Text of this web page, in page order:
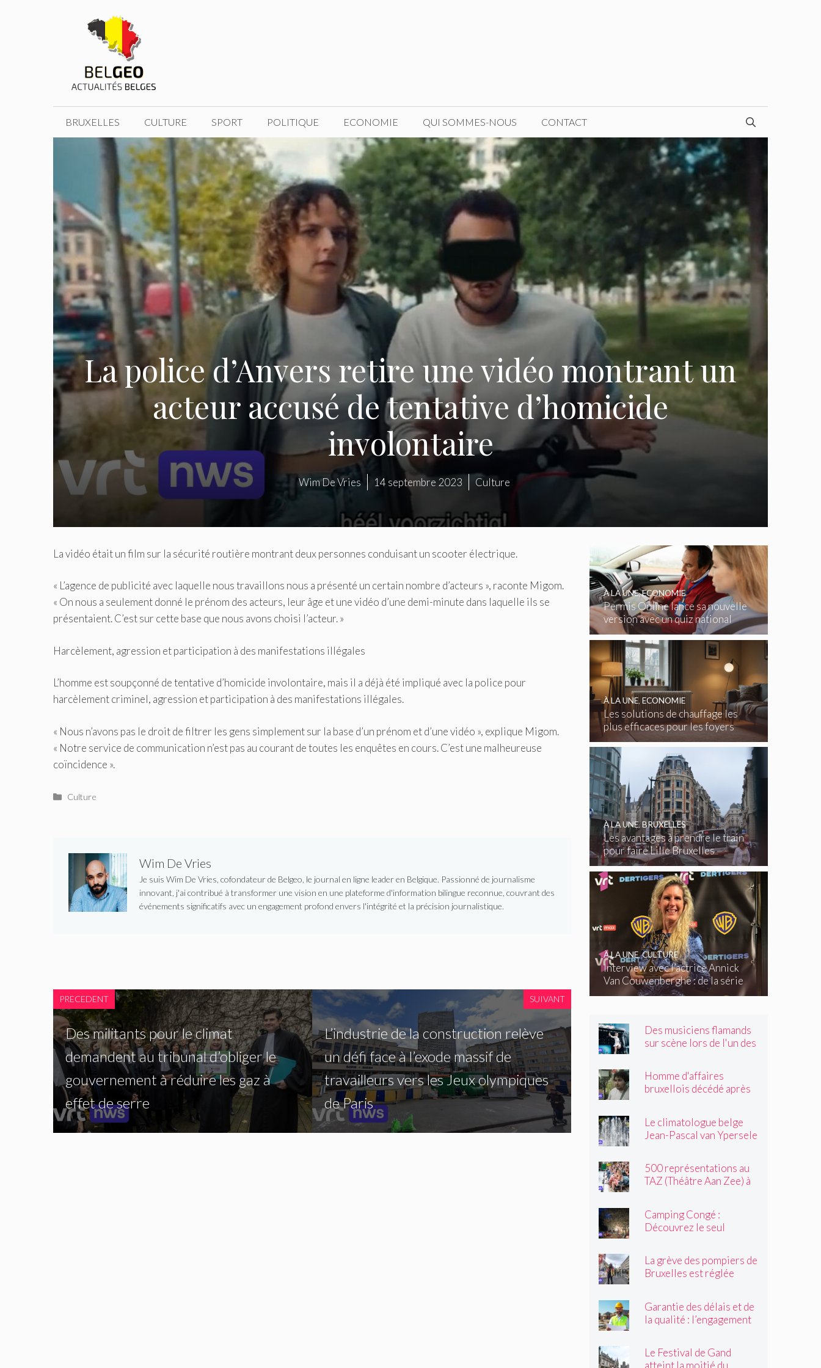
BRUXELLES CULTURE SPORT POLITIQUE ECONOMIE QUI SOMMES-NOUS CONTACT
La police d’Anvers retire une vidéo montrant un
acteur accusé de tentative d’homicide
involontaire
Wim De Vries 14 septembre 2023 Culture
La vidéo était un film sur la sécurité routière montrant deux personnes conduisant un scooter électrique.
« L’agence de publicité avec laquelle nous travaillons nous a présenté un certain nombre d’acteurs », raconte Migom.
« On nous a seulement donné le prénom des acteurs, leur âge et une vidéo d’une demi-minute dans laquelle ils se
présentaient. C’est sur cette base que nous avons choisi l’acteur. »
Harcèlement, agression et participation à des manifestations illégales
L’homme est soupçonné de tentative d’homicide involontaire, mais il a déjà été impliqué avec la police pour
harcèlement criminel, agression et participation à des manifestations illégales.
« Nous n’avons pas le droit de filtrer les gens simplement sur la base d’un prénom et d’une vidéo », explique Migom.
« Notre service de communication n’est pas au courant de toutes les enquêtes en cours. C’est une malheureuse
coïncidence ».
Catégories
Culture
Wim De Vries
Je suis Wim De Vries, cofondateur de Belgeo, le journal en ligne leader en Belgique. Passionné de journalisme
innovant, j'ai contribué à transformer une vision en une plateforme d'information bilingue reconnue, couvrant des
événements significatifs avec un engagement profond envers l'intégrité et la précision journalistique.
PRECEDENT
Des militants pour le climat
demandent au tribunal d’obliger le
gouvernement à réduire les gaz à
effet de serre
SUIVANT
L’industrie de la construction relève
un défi face à l’exode massif de
travailleurs vers les Jeux olympiques
de Paris
Permis Online lance sa nouvelle
version avec un quiz national
gratuit
À LA UNE,ECONOMIE
Les solutions de chauffage les
plus efficaces pour les foyers
belges
À LA UNE, ECONOMIE
Les avantages à prendre le train
pour faire Lille Bruxelles
À LA UNE,BRUXELLES
Interview avec l’actrice Annick
Van Couwenberghe : de la série
télévisée Dertigers au court-
À LA UNE,CULTURE
Des musiciens flamands
sur scène lors de l'un des
Homme d'affaires
bruxellois décédé après
son passage, il souriait
toujours »
Le climatologue belge
Jean-Pascal van Ypersele
500 représentations au
TAZ (Théâtre Aan Zee) à
Camping Congé :
Découvrez le seul
La grève des pompiers de
Bruxelles est réglée
Garantie des délais et de
la qualité : l’engagement
Le Festival de Gand
atteint la moitié du